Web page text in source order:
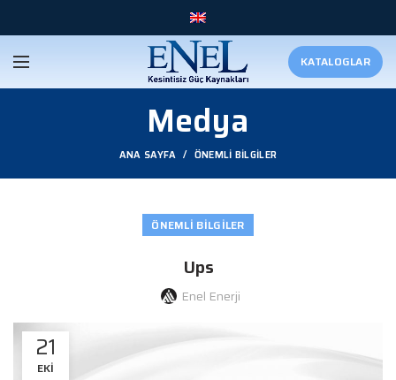
KATALOGLAR
Medya
ANA SAYFA ÖNEMLI BILGILER
ÖNEMLI BILGILER
Ups
Enel Enerji
21
EKI